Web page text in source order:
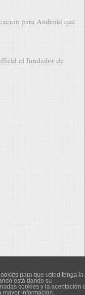
para Android que
el fundador de
para que usted tenga la
está dando su
cookies y la aceptación
mayor información.